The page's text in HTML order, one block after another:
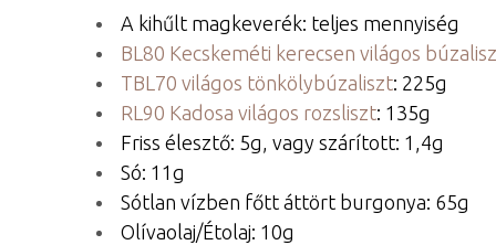
A kihűlt magkeverék: teljes mennyiség
BL80 Kecskeméti kerecsen világos
TBL70 világos tönkölybúzaliszt: 225g
RL90 Kadosa világos rozsliszt: 135g
Friss élesztő: 5g, vagy szárított: 1,4g
Só: 11g
Sótlan vízben főtt áttört burgonya: 65g
Olívaolaj/Étolaj: 10g